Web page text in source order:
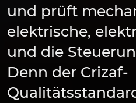
und prüft
elektrische,
und die
Denn der Crizaf-